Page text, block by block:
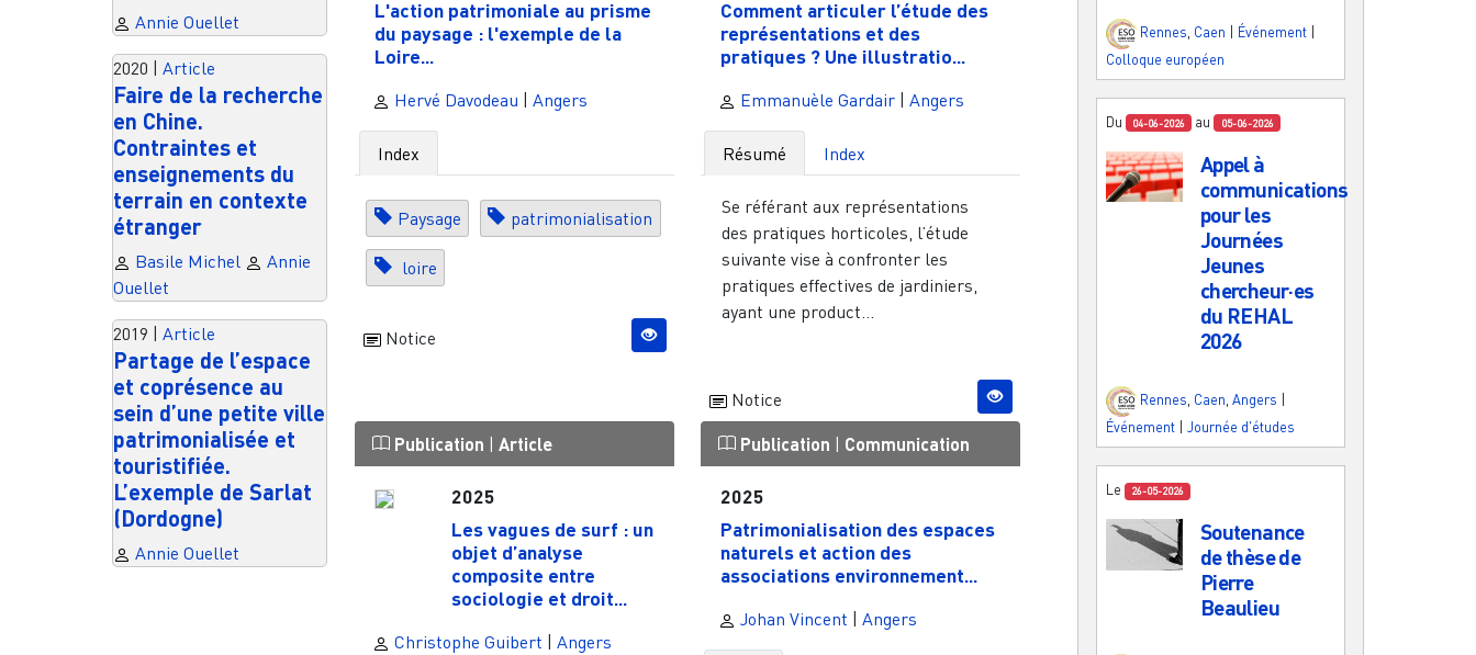
Annie Ouellet
2020 Article
Faire de la recherche
en Chine.
Contraintes et
enseignements du
terrain en contexte
étranger
Basile Michel
Annie
Ouellet
2019 Article
Partage de l’espace
et coprésence au
sein d’une petite ville
patrimonialisée et
touristifiée.
L’exemple de Sarlat
(Dordogne)
Annie Ouellet
L'action patrimoniale au prisme
du paysage : l'exemple de la
Loire...
Hervé Davodeau |Angers
Index
Paysage patrimonialisation
loire
Notice
Comment articuler l’étude des
représentations et des
pratiques ? Une illustratio...
Emmanuèle Gardair |Angers
Résumé Index
Se référant aux représentations
des pratiques horticoles, l’étude
suivante vise à confronter les
pratiques effectives de jardiniers,
ayant une product...
Notice
Publication |Article
2025
Les vagues de surf : un
objet d’analyse
composite entre
sociologie et droit...
Christophe Guibert |Angers
Publication | Communication
2025
Patrimonialisation des espaces
naturels et action des
associations environnement...
Johan Vincent |Angers
Rennes Caen Événement
Colloque européen
Du 04-06-2026 au 05-06-2026
Appel à
communications
pour les
Journées
Jeunes
chercheur·es
du REHAL
2026
Rennes, Caen, Angers
Événement
Journée d'études
Le 26-05-2026
Soutenance
de thèse de
Pierre
Beaulieu